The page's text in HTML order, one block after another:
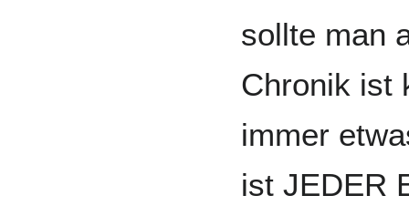
sollte man
Chronik ist
immer
ist JEDER